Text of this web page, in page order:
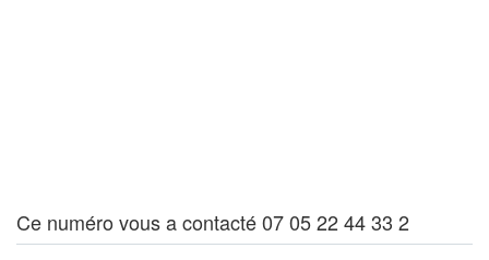
Ce numéro vous a contacté 07 05 22 44 33 2